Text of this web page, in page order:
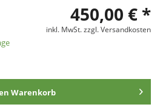
450,00 € *
inkl. MwSt.zzgl. Versandkosten
Warenkorb